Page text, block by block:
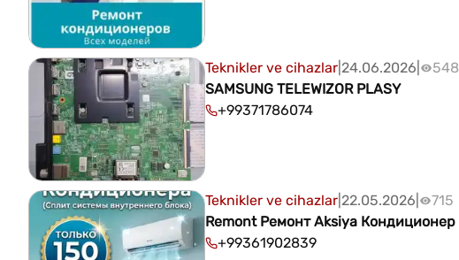
Teknikler ve cihazlar 24.06.2026
548
SAMSUNG TELEWIZOR PLASY
+99371786074
Teknikler ve cihazlar 22.05.2026
715
Remont Ремонт Aksiya Кондиционер
+99361902839